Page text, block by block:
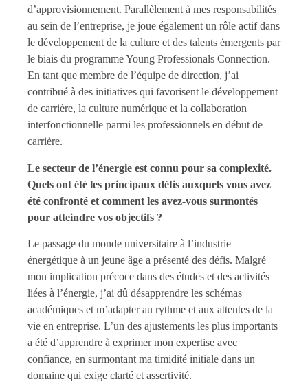
d’approvisionnement. Parallèlement à mes responsabilités
au sein de l’entreprise, je joue également un rôle actif dans
le développement de la culture et des talents émergents par
le biais du programme Young Professionals Connection.
En tant que membre de l’équipe de direction, j’ai
contribué à des initiatives qui favorisent le développement
de carrière, la culture numérique et la collaboration
interfonctionnelle parmi les professionnels en début de
carrière.
Le secteur de l’énergie est connu pour sa complexité.
Quels ont été les principaux défis auxquels vous avez
été confronté et comment les avez-vous surmontés
pour atteindre vos objectifs ?
Le passage du monde universitaire à l’industrie
énergétique à un jeune âge a présenté des défis. Malgré
mon implication précoce dans des études et des activités
liées à l’énergie, j’ai dû désapprendre les schémas
académiques et m’adapter au rythme et aux attentes de la
vie en entreprise. L’un des ajustements les plus importants
a été d’apprendre à exprimer mon expertise avec
confiance, en surmontant ma timidité initiale dans un
domaine qui exige clarté et assertivité.